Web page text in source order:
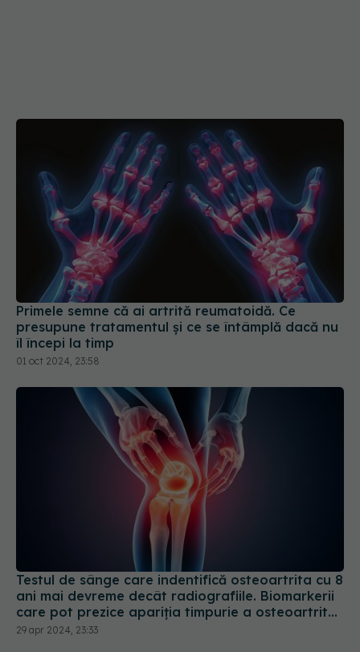
Primele semne că ai artrită reumatoidă. Ce
presupune tratamentul și ce se întâmplă dacă nu
îl începi la timp
01 oct 2024, 23:58
Testul de sânge care indentifică osteoartrita cu 8
ani mai devreme decât radiografiile. Biomarkerii
care pot prezice apariția timpurie a osteoartritei
la genunchi
29 apr 2024, 23:33